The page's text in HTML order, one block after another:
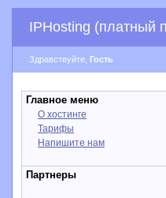
IPHosting (платный
Здравствуйте, Гость
Главное меню
О хостинге
Тарифы
Напишите нам
Партнеры